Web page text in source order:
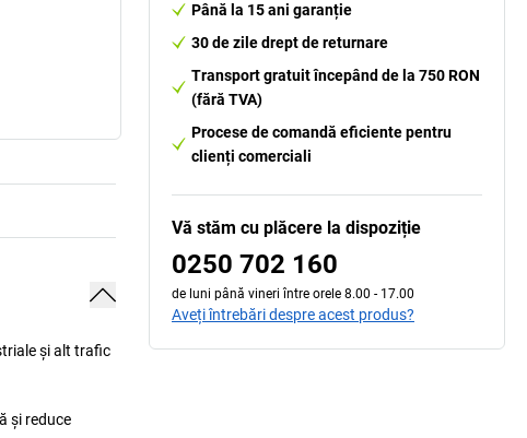
și alt trafic
și reduce
Până la 15 ani garanție
30 de zile drept de returnare
Transport gratuit începând de la 750 RON
(fără TVA)
Procese de comandă eficiente pentru
clienți comerciali
Vă stăm cu plăcere la dispoziție
0250 702 160
de luni până vineri între orele 8.00 - 17.00
Aveți întrebări despre acest produs?